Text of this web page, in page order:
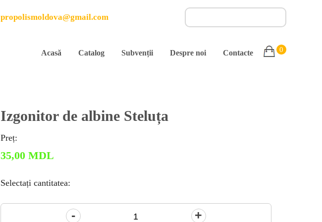
propolismoldova@gmail.com
Acasă Catalog Subvenții Despre noi Contacte 0
Izgonitor de albine Steluța
Preț:
35,00 MDL
Selectați cantitatea: